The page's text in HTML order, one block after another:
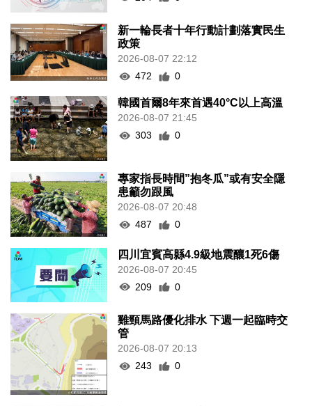
新一輪長者十年行動計劃落實民生
政策
2026-08-07 22:12
472
0
韓國首爾8年來首遇40°C以上高溫
2026-08-07 21:45
303
0
專家指長時間”抱冬瓜”或有安全隱
患籲勿跟風
2026-08-07 20:48
487
0
四川宜賓高縣4.9級地震釀1死6傷
2026-08-07 20:45
209
0
雞頸馬路優化排水 下週一起臨時交
管
2026-08-07 20:13
243
0